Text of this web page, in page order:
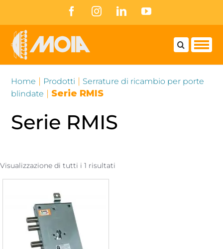
content
FacebookInstagramLinkedInYouTube
Home | Prodotti | Serrature di ricambio per porte
blindate | Serie RMIS
Serie RMIS
Visualizzazione di tutti i 1 risultati